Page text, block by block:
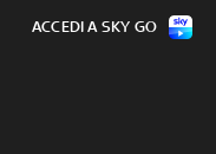
ACCEDI A SKY GO